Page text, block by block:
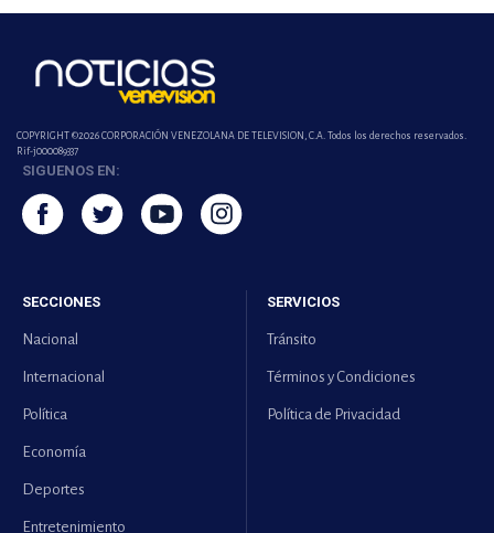
COPYRIGHT ©2026 CORPORACIÓN VENEZOLANA DE TELEVISION, C.A. Todos los derechos reservados.
Rif-j000089337
SIGUENOS EN:
SECCIONES
Nacional
Internacional
Política
Economía
Deportes
Entretenimiento
SERVICIOS
Tránsito
Términos y Condiciones
Política de Privacidad